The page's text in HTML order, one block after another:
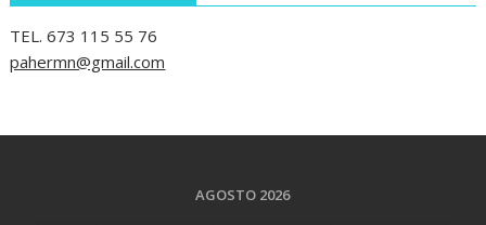
TEL. 673 115 55 76
pahermn@gmail.com
AGOSTO 2026